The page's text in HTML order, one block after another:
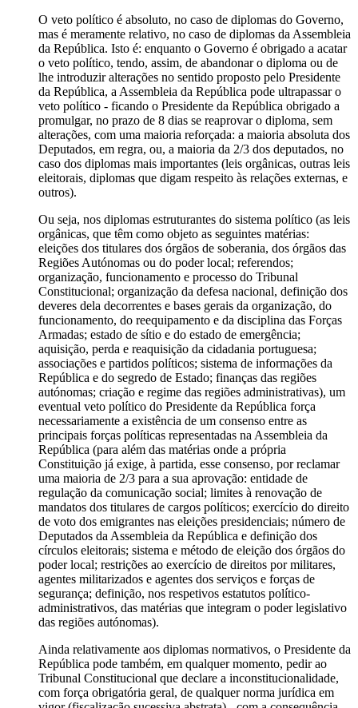
O veto político é absoluto, no caso de diplomas do Governo,
mas é meramente relativo, no caso de diplomas da Assembleia
da República. Isto é: enquanto o Governo é obrigado a acatar
o veto político, tendo, assim, de abandonar o diploma ou de
lhe introduzir alterações no sentido proposto pelo Presidente
da República, a Assembleia da República pode ultrapassar o
veto político - ficando o Presidente da República obrigado a
promulgar, no prazo de 8 dias se reaprovar o diploma, sem
alterações, com uma maioria reforçada: a maioria absoluta dos
Deputados, em regra, ou, a maioria da 2/3 dos deputados, no
caso dos diplomas mais importantes (leis orgânicas, outras leis
eleitorais, diplomas que digam respeito às relações externas, e
outros).
Ou seja, nos diplomas estruturantes do sistema político (as leis
orgânicas, que têm como objeto as seguintes matérias:
eleições dos titulares dos órgãos de soberania, dos órgãos das
Regiões Autónomas ou do poder local; referendos;
organização, funcionamento e processo do Tribunal
Constitucional; organização da defesa nacional, definição dos
deveres dela decorrentes e bases gerais da organização, do
funcionamento, do reequipamento e da disciplina das Forças
Armadas; estado de sítio e do estado de emergência;
aquisição, perda e reaquisição da cidadania portuguesa;
associações e partidos políticos; sistema de informações da
República e do segredo de Estado; finanças das regiões
autónomas; criação e regime das regiões administrativas), um
eventual veto político do Presidente da República força
necessariamente a existência de um consenso entre as
principais forças políticas representadas na Assembleia da
República (para além das matérias onde a própria
Constituição já exige, à partida, esse consenso, por reclamar
uma maioria de 2/3 para a sua aprovação: entidade de
regulação da comunicação social; limites à renovação de
mandatos dos titulares de cargos políticos; exercício do direito
de voto dos emigrantes nas eleições presidenciais; número de
Deputados da Assembleia da República e definição dos
círculos eleitorais; sistema e método de eleição dos órgãos do
poder local; restrições ao exercício de direitos por militares,
agentes militarizados e agentes dos serviços e forças de
segurança; definição, nos respetivos estatutos político-
administrativos, das matérias que integram o poder legislativo
das regiões autónomas).
Ainda relativamente aos diplomas normativos, o Presidente da
República pode também, em qualquer momento, pedir ao
Tribunal Constitucional que declare a inconstitucionalidade,
com força obrigatória geral, de qualquer norma jurídica em